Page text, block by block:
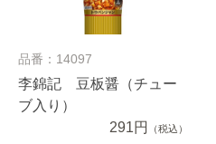
品番：14097
李錦記 豆板醤（チュー
ブ入り）
291円
（税込）